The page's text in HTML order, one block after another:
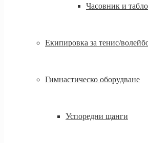
Часовник и
Екипировка за тенис/
Гимнастическо оборудване
Успоредни щанги